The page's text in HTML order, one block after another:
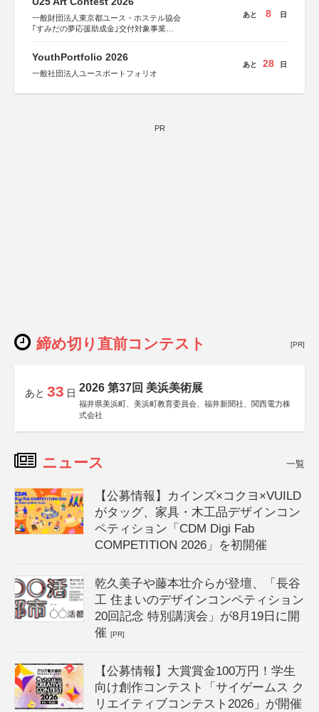
一般財団法人東京都ユース・ホステル協会
｢すみだの夢応援助成金｣交付対象事業
あと 8 日
YouthPortfolio 2026
一般社団法人ユースポートフォリオ
あと 28 日
PR
締め切り直前コンテスト [PR]
あと 33 日 2026 第37回 美浜美術展
福井県美浜町、美浜町教育委員会、福井新聞社、関西電力株
式会社
ニュース 一覧
【公募情報】カインズ×コクヨ×VUILD
がタッグ、家具・木工品デザインコン
ペティション「CDM Digi Fab
COMPETITION 2026」を初開催
乾久美子や藤本壮介らが登壇、「長谷
工 住まいのデザインコンペティション
20回記念 特別講演会」が8月19日に開
催[PR]
【公募情報】大賞賞金100万円！学生
向け創作コンテスト「サイゲームス ク
リエイティブコンテスト2026」が開催